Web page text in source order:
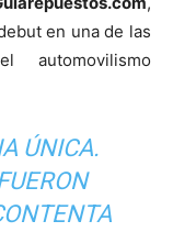
en una de las
automovilismo
ÚNICA.